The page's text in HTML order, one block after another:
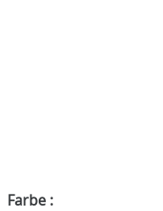
Farbe :